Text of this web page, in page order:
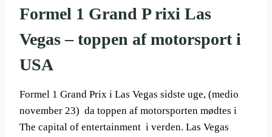
Formel 1 Grand P rixi Las
Vegas – toppen af motorsport i
USA
Formel 1 Grand Prix i Las Vegas sidste uge, (medio
november 23) da toppen af motorsporten mødtes i
The capital of entertainment i verden. Las Vegas